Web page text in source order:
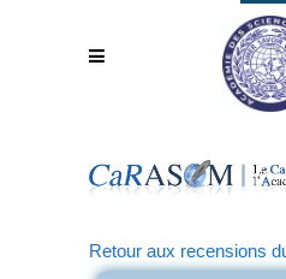
Retour aux recensions